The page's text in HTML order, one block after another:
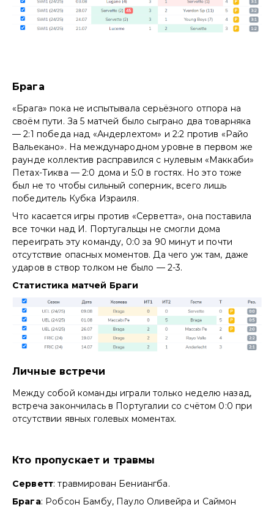
Брага
«Брага» пока не испытывала серьёзного отпора на
своём пути. За 5 матчей было сыграно два товарняка
— 2:1 победа над «Андерлехтом» и 2:2 против «Райо
Вальекано». На международном уровне в первом же
раунде коллектив расправился с нулевым «Маккаби»
Петах-Тиква — 2:0 дома и 5:0 в гостях. Но это тоже
был не то чтобы сильный соперник, всего лишь
победитель Кубка Израиля.
Что касается игры против «Серветта», она поставила
все точки над И. Португальцы не смогли дома
переиграть эту команду, 0:0 за 90 минут и почти
отсутствие опасных моментов. Да чего уж там, даже
ударов в створ толком не было — 2-3.
Статистика матчей Браги
Личные встречи
Между собой команды играли только неделю назад,
встреча закончилась в Португалии со счётом 0:0 при
отсутствии явных голевых моментах.
Кто пропускает и травмы
Серветт: травмирован Бениангба.
Брага: Робсон Бамбу, Пауло Оливейра и Саймон